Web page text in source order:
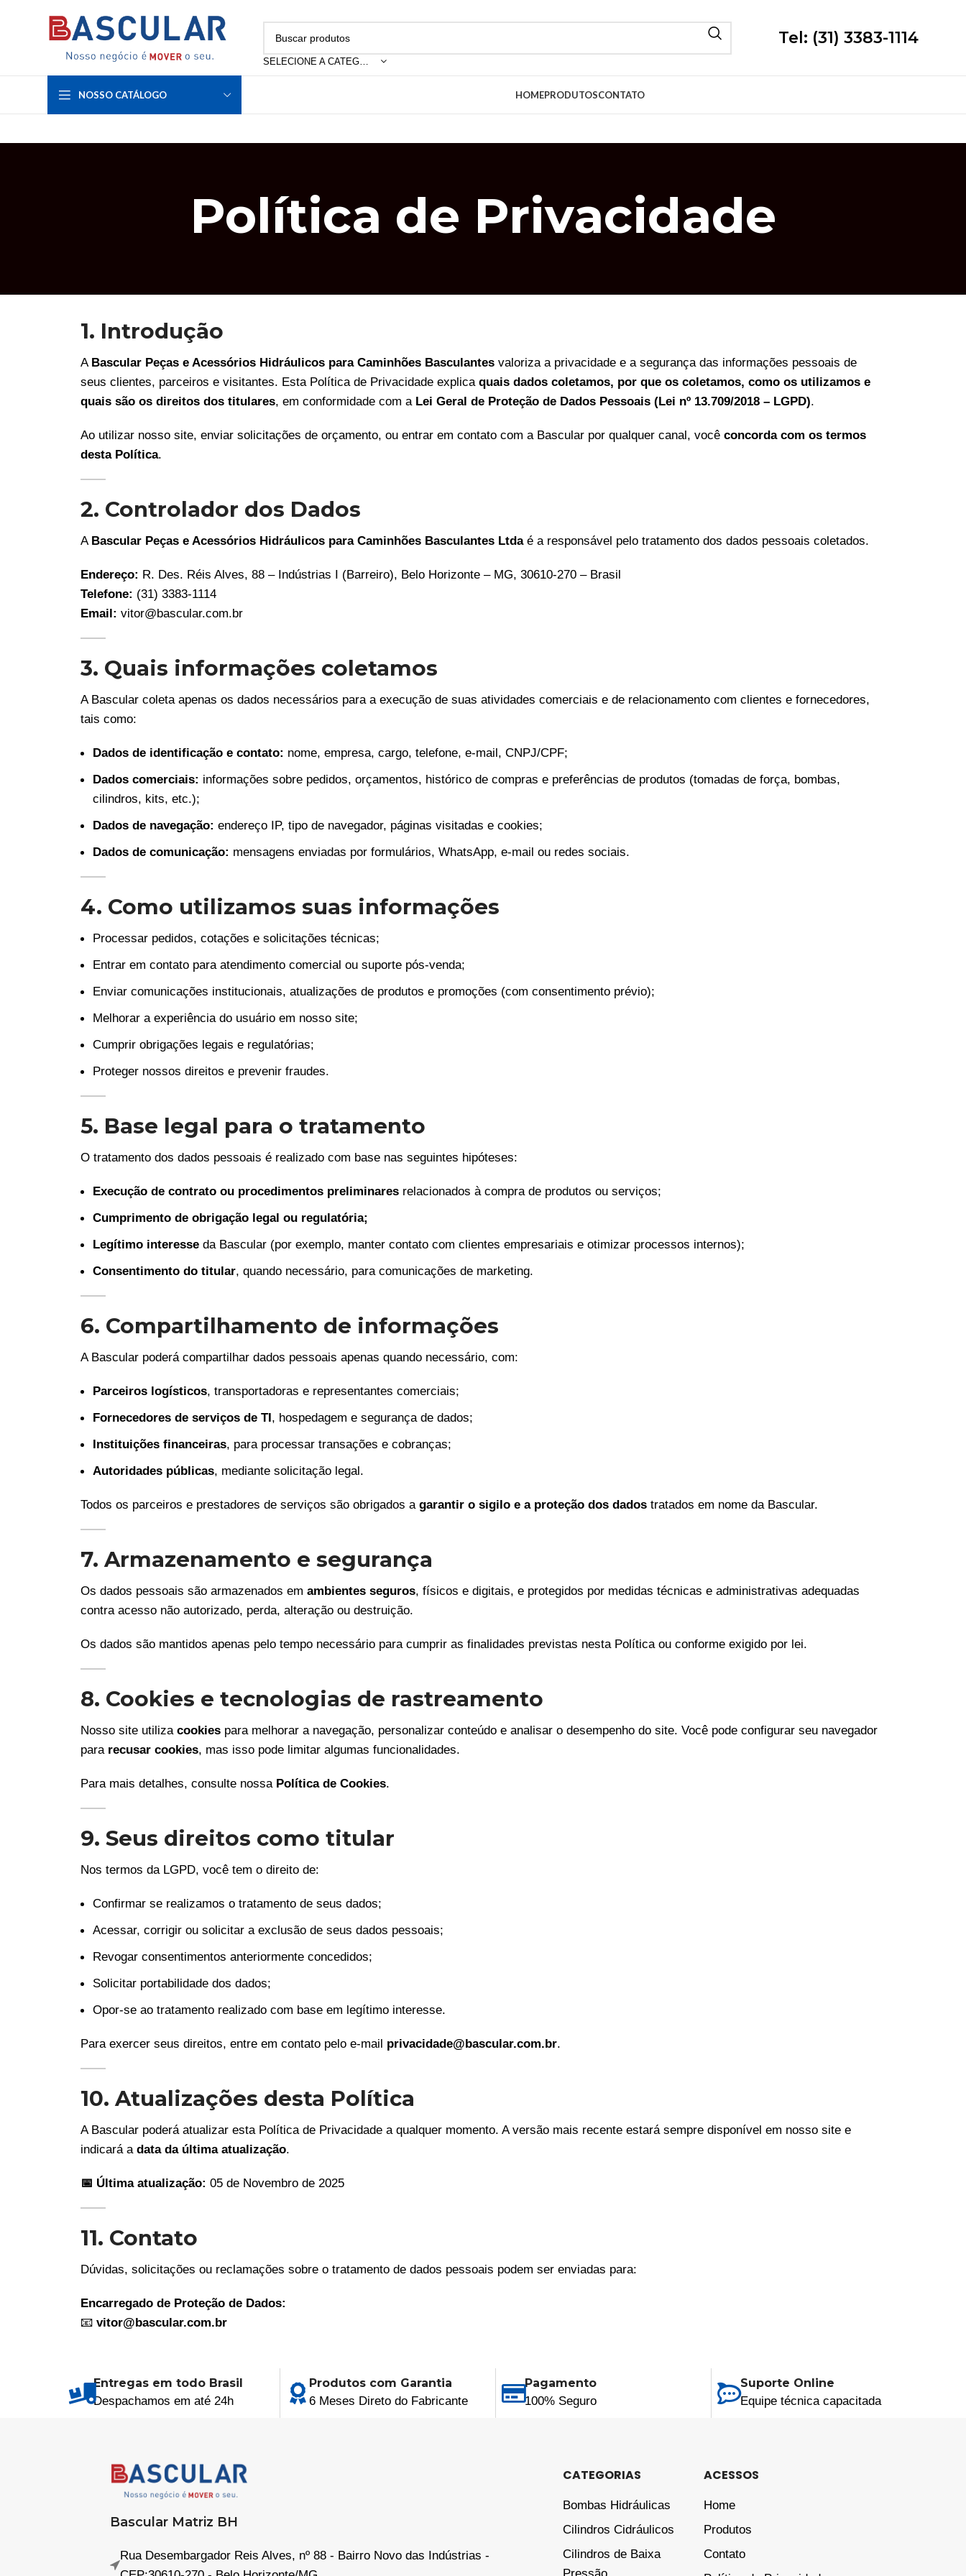
Tel: (31) 3383-1114
NOSSO CATÁLOGO HOMEPRODUTOSCONTATO
Política de Privacidade
1. Introdução
A Bascular Peças e Acessórios Hidráulicos para Caminhões Basculantes valoriza a privacidade e a segurança das informações pessoais de
seus clientes, parceiros e visitantes. Esta Política de Privacidade explica quais dados coletamos, por que os coletamos, como os utilizamos e
quais são os direitos dos titulares, em conformidade com a Lei Geral de Proteção de Dados Pessoais (Lei nº 13.709/2018 – LGPD).
Ao utilizar nosso site, enviar solicitações de orçamento, ou entrar em contato com a Bascular por qualquer canal, você concorda com os termos
desta Política.
2. Controlador dos Dados
A Bascular Peças e Acessórios Hidráulicos para Caminhões Basculantes Ltdaé a responsável pelo tratamento dos dados pessoais coletados.
Endereço: R. Des. Réis Alves, 88 – Indústrias I (Barreiro), Belo Horizonte – MG, 30610-270 – Brasil
Telefone: (31) 3383-1114
Email: vitor@bascular.com.br
3. Quais informações coletamos
A Bascular coleta apenas os dados necessários para a execução de suas atividades comerciais e de relacionamento com clientes e fornecedores,
tais como:
Dados de identificação e contato: nome, empresa, cargo, telefone, e-mail, CNPJ/CPF;
Dados comerciais: informações sobre pedidos, orçamentos, histórico de compras e preferências de produtos (tomadas de força, bombas,
cilindros, kits, etc.);
Dados de navegação: endereço IP, tipo de navegador, páginas visitadas e cookies;
Dados de comunicação: mensagens enviadas por formulários, WhatsApp, e-mail ou redes sociais.
4. Como utilizamos suas informações
Processar pedidos, cotações e solicitações técnicas;
Entrar em contato para atendimento comercial ou suporte pós-venda;
Enviar comunicações institucionais, atualizações de produtos e promoções (com consentimento prévio);
Melhorar a experiência do usuário em nosso site;
Cumprir obrigações legais e regulatórias;
Proteger nossos direitos e prevenir fraudes.
5. Base legal para o tratamento
O tratamento dos dados pessoais é realizado com base nas seguintes hipóteses:
Execução de contrato ou procedimentos preliminares relacionados à compra de produtos ou serviços;
Cumprimento de obrigação legal ou regulatória;
Legítimo interesse da Bascular (por exemplo, manter contato com clientes empresariais e otimizar processos internos);
Consentimento do titular, quando necessário, para comunicações de marketing.
6. Compartilhamento de informações
A Bascular poderá compartilhar dados pessoais apenas quando necessário, com:
Parceiros logísticos, transportadoras e representantes comerciais;
Fornecedores de serviços de TI, hospedagem e segurança de dados;
Instituições financeiras, para processar transações e cobranças;
Autoridades públicas, mediante solicitação legal.
Todos os parceiros e prestadores de serviços são obrigados a garantir o sigilo e a proteção dos dados tratados em nome da Bascular.
7. Armazenamento e segurança
Os dados pessoais são armazenados em ambientes seguros, físicos e digitais, e protegidos por medidas técnicas e administrativas adequadas
contra acesso não autorizado, perda, alteração ou destruição.
Os dados são mantidos apenas pelo tempo necessário para cumprir as finalidades previstas nesta Política ou conforme exigido por lei.
8. Cookies e tecnologias de rastreamento
Nosso site utiliza cookies para melhorar a navegação, personalizar conteúdo e analisar o desempenho do site. Você pode configurar seu navegador
para recusar cookies, mas isso pode limitar algumas funcionalidades.
Para mais detalhes, consulte nossa Política de Cookies.
9. Seus direitos como titular
Nos termos da LGPD, você tem o direito de:
Confirmar se realizamos o tratamento de seus dados;
Acessar, corrigir ou solicitar a exclusão de seus dados pessoais;
Revogar consentimentos anteriormente concedidos;
Solicitar portabilidade dos dados;
Opor-se ao tratamento realizado com base em legítimo interesse.
Para exercer seus direitos, entre em contato pelo e-mail privacidade@bascular.com.br.
10. Atualizações desta Política
A Bascular poderá atualizar esta Política de Privacidade a qualquer momento. A versão mais recente estará sempre disponível em nosso site e
indicará a data da última atualização.
📅 Última atualização: 05 de Novembro de 2025
11. Contato
Dúvidas, solicitações ou reclamações sobre o tratamento de dados pessoais podem ser enviadas para:
Encarregado de Proteção de Dados:
📧 vitor@bascular.com.br
Entregas em todo Brasil
Despachamos em até 24h
Produtos com Garantia
6 Meses Direto do Fabricante
Pagamento
100% Seguro
Suporte Online
Equipe técnica capacitada
Bascular Matriz BH
Rua Desembargador Reis Alves, nº 88 - Bairro Novo das Indústrias -
CATEGORIAS
Bombas Hidráulicas
Cilindros Cidráulicos
Cilindros de Baixa
Pressão
ACESSOS
Home
Produtos
Contato